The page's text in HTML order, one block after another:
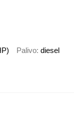
Palivo diesel